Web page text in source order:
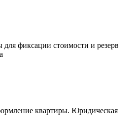
фиксации стоимости и резерв
квартиры. Юридическая